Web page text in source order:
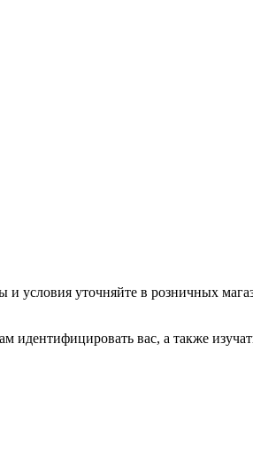
условия уточняйте в розничных
вас, а также